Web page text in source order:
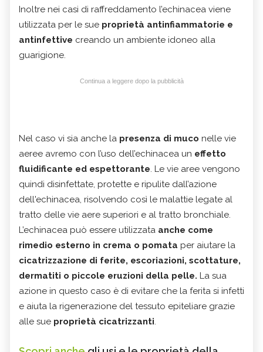
Inoltre nei casi di raffreddamento l’echinacea viene
utilizzata per le sue proprietà antinfiammatorie e
antinfettive creando un ambiente idoneo alla
guarigione.
Continua a leggere dopo la pubblicità
Nel caso vi sia anche la presenza di muco nelle vie
aeree avremo con l’uso dell’echinacea un effetto
fluidificante ed espettorante. Le vie aree vengono
quindi disinfettate, protette e ripulite dall’azione
dell'echinacea, risolvendo così le malattie legate al
tratto delle vie aere superiori e al tratto bronchiale.
L’echinacea può essere utilizzata anche come
rimedio esterno in crema o pomata per aiutare la
cicatrizzazione di ferite, escoriazioni, scottature,
dermatiti o piccole eruzioni della pelle. La sua
azione in questo caso è di evitare che la ferita si infetti
e aiuta la rigenerazione del tessuto epiteliare grazie
alle sue proprietà cicatrizzanti.